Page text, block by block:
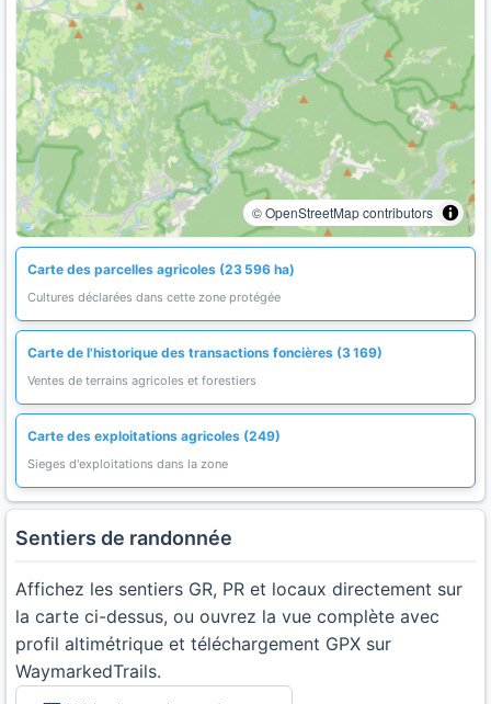
© OpenStreetMap contributors
Carte des parcelles agricoles (23 596 ha)
Cultures déclarées dans cette zone protégée
Carte de l'historique des transactions foncières (3 169)
Ventes de terrains agricoles et forestiers
Carte des exploitations agricoles (249)
Sieges d'exploitations dans la zone
Sentiers de randonnée
Affichez les sentiers GR, PR et locaux directement sur
la carte ci-dessus, ou ouvrez la vue complète avec
profil altimétrique et téléchargement GPX sur
WaymarkedTrails.